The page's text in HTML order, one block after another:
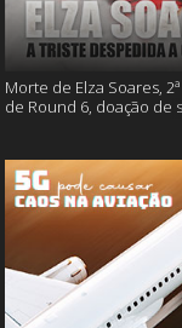
Morte de Elza Soares,
de Round 6, doação de